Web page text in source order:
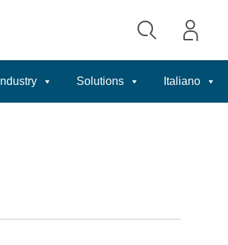
Industry Solutions Italiano